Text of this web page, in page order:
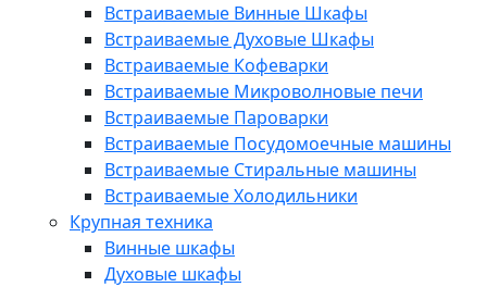
Встраиваемые Винные Шкафы
Встраиваемые Духовые Шкафы
Встраиваемые Кофеварки
Встраиваемые Микроволновые печи
Встраиваемые Пароварки
Встраиваемые Посудомоечные машины
Встраиваемые Стиральные машины
Встраиваемые Холодильники
Крупная техника
Винные шкафы
Духовые шкафы